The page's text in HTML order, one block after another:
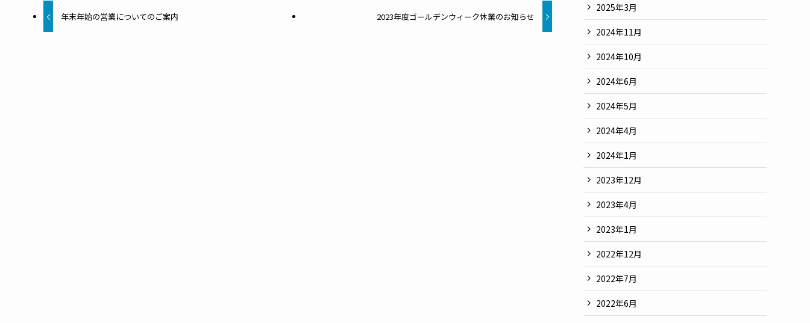
年末年始の営業についてのご案内 2023年度ゴールデンウィーク休業のお知らせ
2025年3月
2024年11月
2024年10月
2024年6月
2024年5月
2024年4月
2024年1月
2023年12月
2023年4月
2023年1月
2022年12月
2022年7月
2022年6月